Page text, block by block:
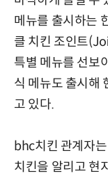
메뉴를 출시하는
클 치킨 조인트
특별 메뉴를 선보
식 메뉴도 출시해
고 있다.
bhc치킨 관계자
치킨을 알리고 현